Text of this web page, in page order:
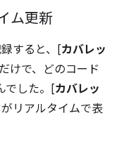
ム更新
すると、[カバレッ
けで、どのコード
でした。[カバレッ
リアルタイムで表